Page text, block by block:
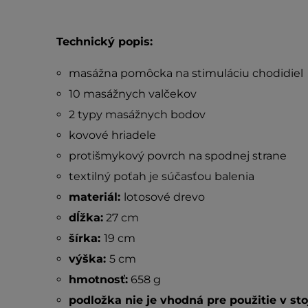
Technický popis:
masážna pomôcka na stimuláciu chodidiel
10 masážnych valčekov
2 typy masážnych bodov
kovové hriadele
protišmykový povrch na spodnej strane
textilný poťah je súčasťou balenia
materiál: lotosové drevo
dĺžka:27 cm
šírka: 19 cm
výška: 5 cm
hmotnosť:658 g
podložka nie je vhodná pre použitie v